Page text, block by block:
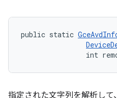
public static
int
指定された文字列を解析して